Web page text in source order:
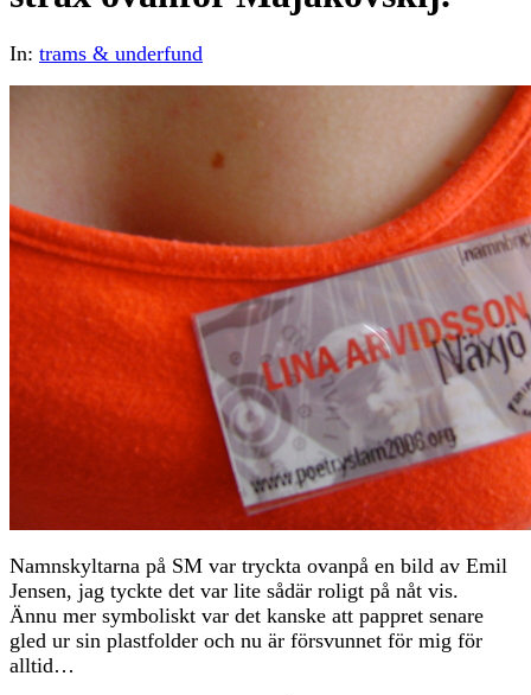
In: trams & underfund
Namnskyltarna på SM var tryckta ovanpå en bild av Emil
Jensen, jag tyckte det var lite sådär roligt på nåt vis.
Ännu mer symboliskt var det kanske att pappret senare
gled ur sin plastfolder och nu är försvunnet för mig för
alltid…